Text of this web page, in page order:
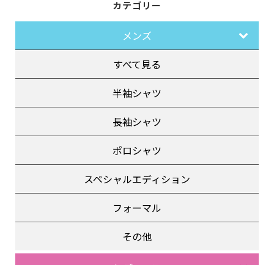
カテゴリー
メンズ
すべて見る
半袖シャツ
長袖シャツ
ポロシャツ
スペシャルエディション
フォーマル
その他